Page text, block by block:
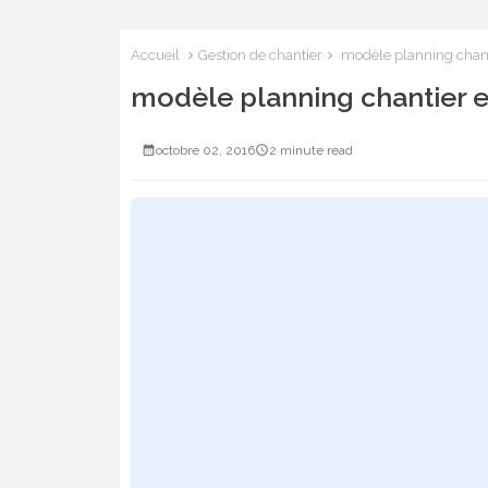
Accueil Gestion de chantier modèle planning
modèle planning chantier
octobre 02, 2016 2 minute read